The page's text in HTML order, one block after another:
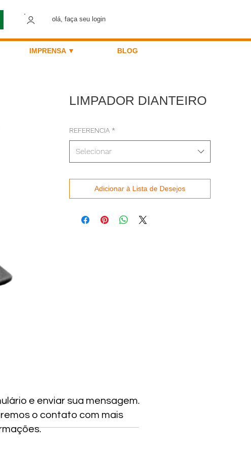
olá, faça seu login
IMPRENSA ▼ BLOG
LIMPADOR DIANTEIRO
REFERENCIA *
Selecionar
Adicionar à Lista de Desejos
e enviar sua mensagem.
o contato com mais